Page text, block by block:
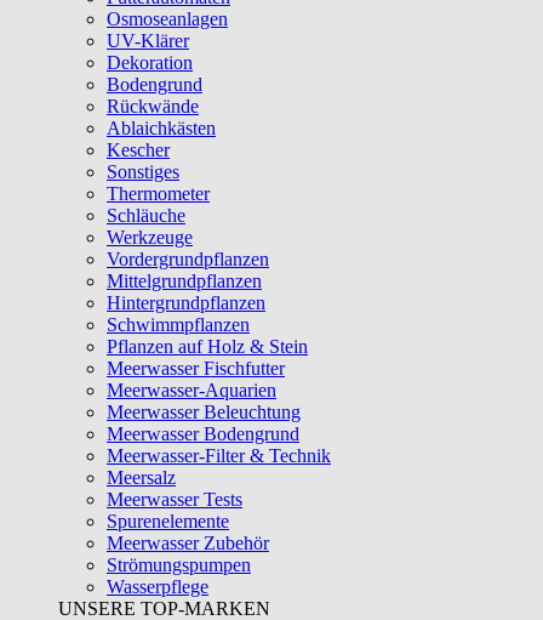
Osmoseanlagen
UV-Klärer
Dekoration
Bodengrund
Rückwände
Ablaichkästen
Kescher
Sonstiges
Thermometer
Schläuche
Werkzeuge
Vordergrundpflanzen
Mittelgrundpflanzen
Hintergrundpflanzen
Schwimmpflanzen
Pflanzen auf Holz & Stein
Meerwasser Fischfutter
Meerwasser-Aquarien
Meerwasser Beleuchtung
Meerwasser Bodengrund
Meerwasser-Filter & Technik
Meersalz
Meerwasser Tests
Spurenelemente
Meerwasser Zubehör
Strömungspumpen
Wasserpflege
UNSERE TOP-MARKEN